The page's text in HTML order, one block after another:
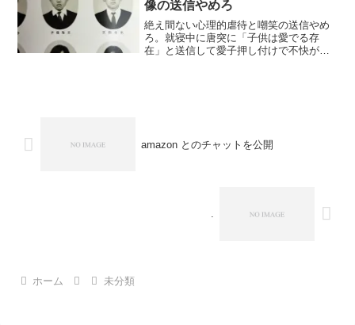
像の送信やめろ
絶え間ない心理的虐待と嘲笑の送信やめ
ろ。就寝中に唐突に「子供は愛でる存
在」と送信して愛子押し付けで不快がら
amazon とのチャットを公開
.
ホーム 未分類